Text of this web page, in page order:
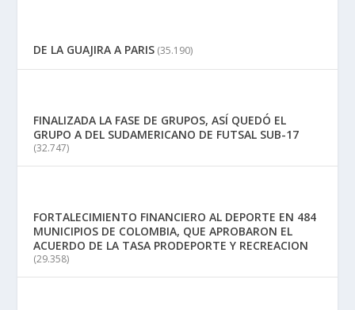
DE LA GUAJIRA A PARIS (35.190)
FINALIZADA LA FASE DE GRUPOS, ASÍ QUEDÓ EL
GRUPO A DEL SUDAMERICANO DE FUTSAL SUB-17
(32.747)
FORTALECIMIENTO FINANCIERO AL DEPORTE EN 484
MUNICIPIOS DE COLOMBIA, QUE APROBARON EL
ACUERDO DE LA TASA PRODEPORTE Y RECREACION
(29.358)